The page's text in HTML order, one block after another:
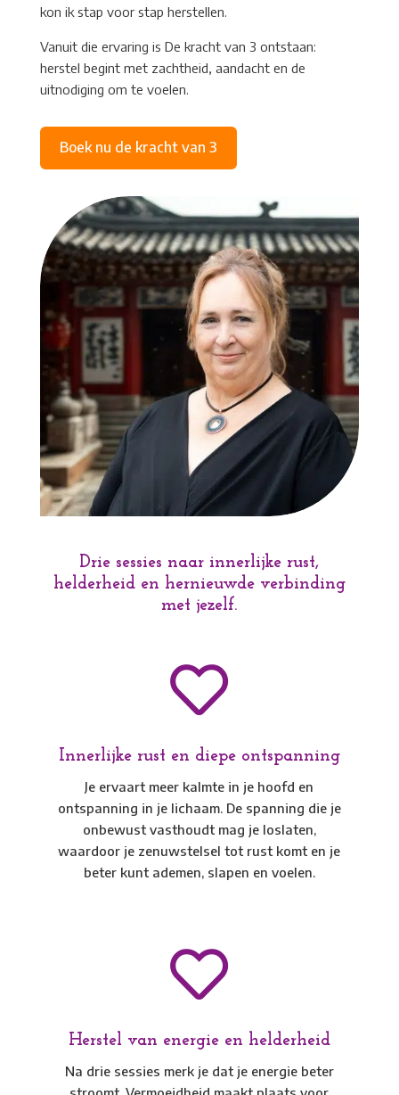
kon ik stap voor stap herstellen.
Vanuit die ervaring is De kracht van 3 ontstaan:
herstel begint met zachtheid, aandacht en de
uitnodiging om te voelen.
Boek nu de kracht van 3
Drie sessies naar innerlijke rust,
helderheid en hernieuwde verbinding
met jezelf.

Innerlijke rust en diepe ontspanning
Je ervaart meer kalmte in je hoofd en
ontspanning in je lichaam. De spanning die je
onbewust vasthoudt mag je loslaten,
waardoor je zenuwstelsel tot rust komt en je
beter kunt ademen, slapen en voelen.

Herstel van energie en helderheid
Na drie sessies merk je dat je energie beter